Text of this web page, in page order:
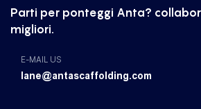
Parti per ponteggi Anta?
migliori.
E-MAIL US
lane@antascaffolding.com